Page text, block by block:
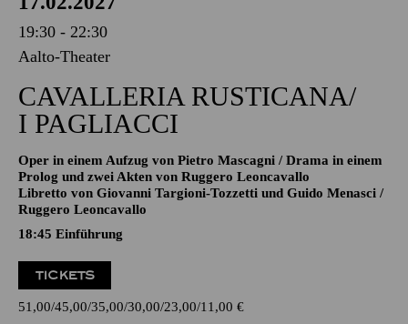
AALTO MUSIKTHEATER
Mittwoch
17.02.2027
19:30 - 22:30
Aalto-Theater
CAVALLERIA RUSTICANA/
I PAGLIACCI
Oper in einem Aufzug von Pietro Mascagni / Drama in einem
Prolog und zwei Akten von Ruggero Leoncavallo
Ruggero Leoncavallo
18:45 Einführung